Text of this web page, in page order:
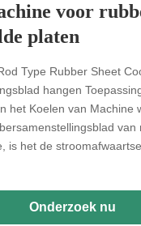
voor
platen
Type Rubber Sheet
hangen
het Koelen van Machine
van
is het de
Onderzoek nu